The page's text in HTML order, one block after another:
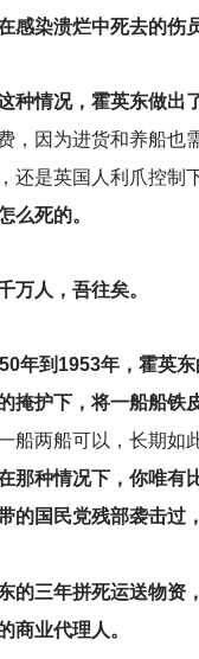
感染溃烂中死去的伤
种情况，霍英东做出
，因为进货和养船也
还是英国人利爪控制
么死的。
万人，吾往矣。
年到1953年，霍英
掩护下，将一船船铁
船两船可以，长期如
那种情况下，你唯有
的国民党残部袭击过
的三年拼死运送物资
商业代理人。